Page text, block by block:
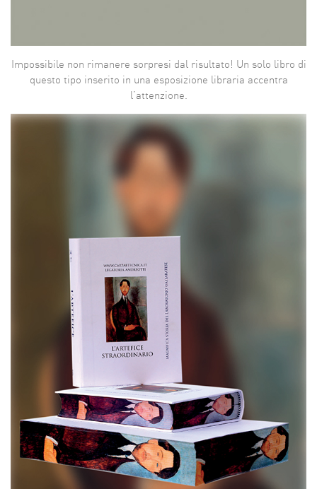
Impossibile non rimanere sorpresi dal risultato! Un solo libro di
questo tipo inserito in una esposizione libraria accentra
l’attenzione.